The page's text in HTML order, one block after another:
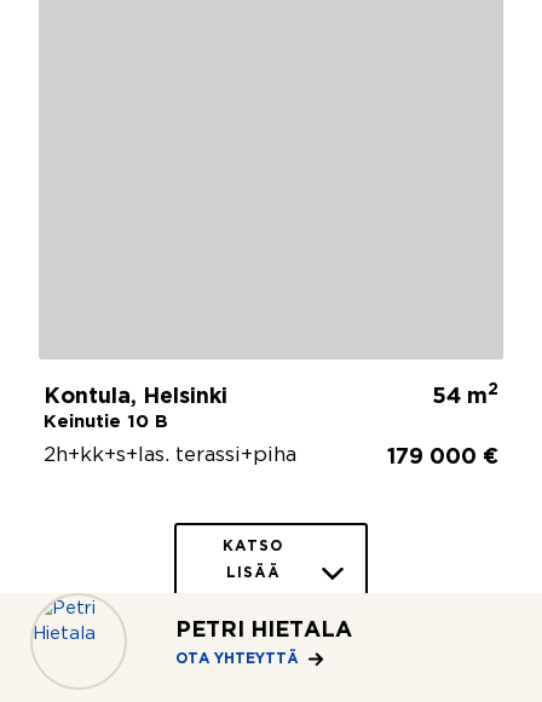
PETRI HIETALA
OTA YHTEYTTÄ
Kontula, Helsinki
Keinutie 10 B
54 m2
2h+kk+s+las. terassi+piha 179 000 €
KATSO
LISÄÄ